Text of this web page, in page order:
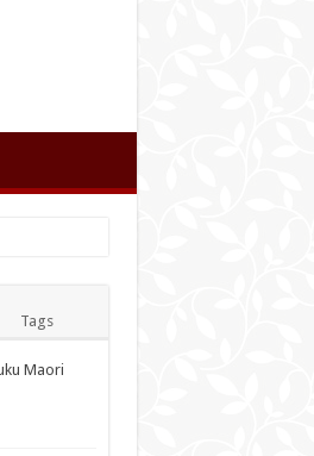
Tags
Maori